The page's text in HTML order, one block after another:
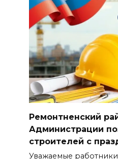
Ремонтненский
Администрации
строителей с
Уважаемые